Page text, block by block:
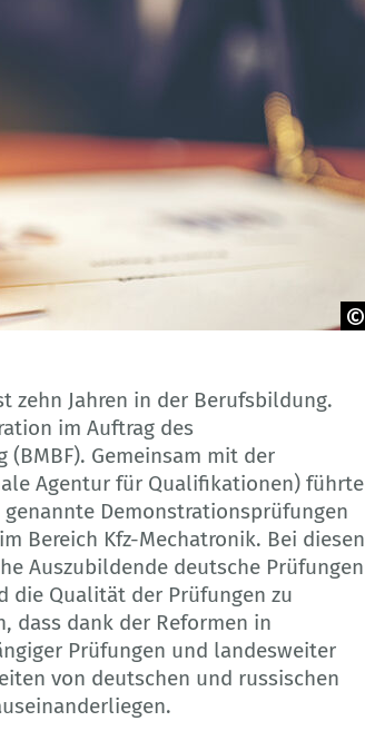
zehn Jahren in der Berufsbildung.
im Auftrag des
Gemeinsam mit der
Agentur für Qualifikationen) führte
genannte Demonstrationsprüfungen
Bereich Kfz-Mechatronik. Bei diesen
Auszubildende deutsche Prüfungen
die Qualität der Prüfungen zu
dass dank der Reformen in
Prüfungen und landesweiter
von deutschen und russischen